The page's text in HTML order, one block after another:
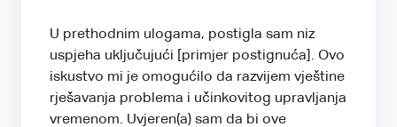
U prethodnim ulogama, postigla sam niz
uspjeha uključujući [primjer postignuća]. Ovo
iskustvo mi je omogućilo da razvijem vještine
rješavanja problema i učinkovitog upravljanja
vremenom. Uvjeren(a) sam da bi ove